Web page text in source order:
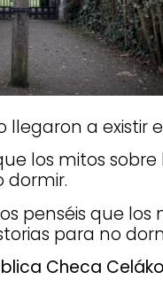
llegaron a existir
los mitos sobre
dormir.
penséis que los
para no
Checa